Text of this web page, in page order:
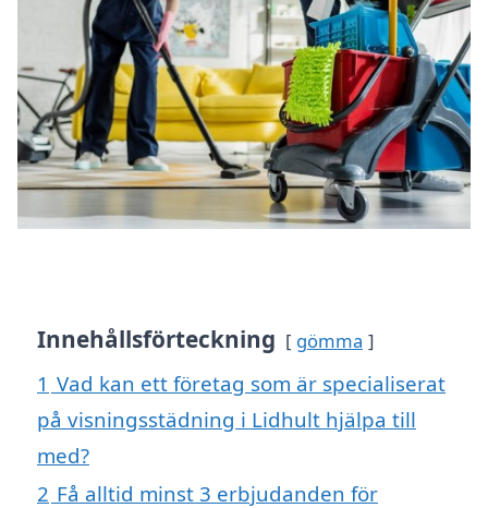
Innehållsförteckning gömma
1 Vad kan ett företag som är specialiserat
på visningsstädning i Lidhult hjälpa till
med?
2 Få alltid minst 3 erbjudanden för